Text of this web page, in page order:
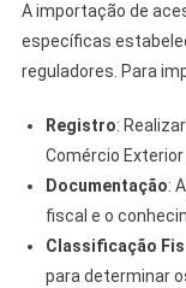
A importação de
específicas
reguladores. Para
Registro:
Comércio
Documentação:
fiscal e o
Classificação
para determinar